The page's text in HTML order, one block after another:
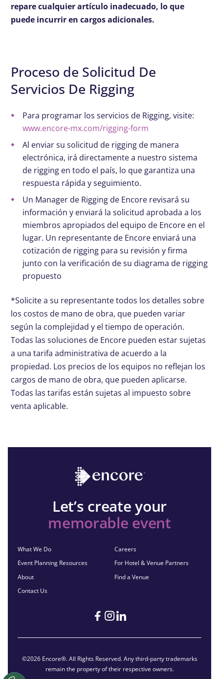
repare cualquier artículo inadecuado, lo que
puede incurrir en cargos adicionales.
Proceso de Solicitud De
Servicios De Rigging
Para programar los servicios de Rigging, visite:
www.encore-mx.com/rigging-form
Al enviar su solicitud de rigging de manera
electrónica, irá directamente a nuestro sistema
de rigging en todo el país, lo que garantiza una
respuesta rápida y seguimiento.
Un Manager de Rigging de Encore revisará su
información y enviará la solicitud aprobada a los
miembros apropiados del equipo de Encore en el
lugar. Un representante de Encore enviará una
cotización de rigging para su revisión y firma
junto con la verificación de su diagrama de rigging
propuesto
*Solicite a su representante todos los detalles sobre
los costos de mano de obra, que pueden variar
según la complejidad y el tiempo de operación.
Todas las soluciones de Encore pueden estar sujetas
a una tarifa administrativa de acuerdo a la
propiedad. Los precios de los equipos no reflejan los
cargos de mano de obra, que pueden aplicarse.
Todas las tarifas están sujetas al impuesto sobre
venta aplicable.
Let’s create your
memorable event
What We Do
Event Planning Resources
About
Contact Us
Careers
For Hotel & Venue Partners
Find a Venue
©2026 Encore®. All Rights Reserved. Any third-party trademarks
remain the property of their respective owners.